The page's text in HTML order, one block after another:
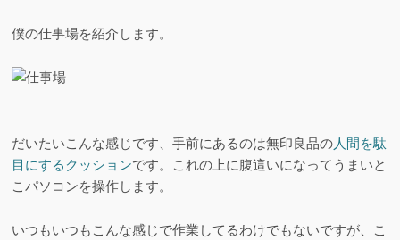
僕の仕事場を紹介します。
だいたいこんな感じです、手前にあるのは無印良品の人間を駄
目にするクッションです。これの上に腹這いになってうまいと
こパソコンを操作します。
いつもいつもこんな感じで作業してるわけでもないですが、こ